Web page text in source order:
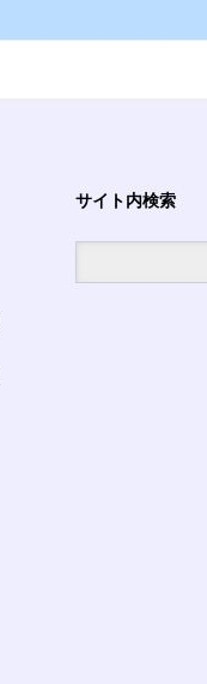
サイト内検索